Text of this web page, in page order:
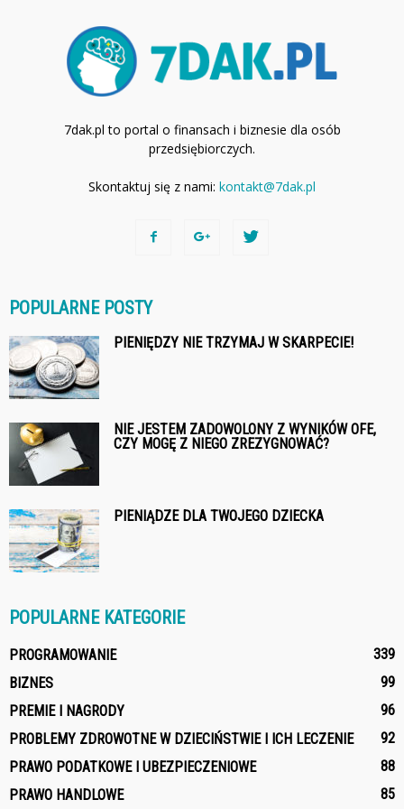
7dak.pl to portal o finansach i biznesie dla osób
przedsiębiorczych.
Skontaktuj się z nami: kontakt@7dak.pl
POPULARNE POSTY
PIENIĘDZY NIE TRZYMAJ W SKARPECIE!
NIE JESTEM ZADOWOLONY Z WYNIKÓW OFE,
CZY MOGĘ Z NIEGO ZREZYGNOWAĆ?
PIENIĄDZE DLA TWOJEGO DZIECKA
POPULARNE KATEGORIE
PROGRAMOWANIE
339
BIZNES
99
PREMIE I NAGRODY
96
PROBLEMY ZDROWOTNE W DZIECIŃSTWIE I ICH LECZENIE
92
PRAWO PODATKOWE I UBEZPIECZENIOWE
88
PRAWO HANDLOWE
85